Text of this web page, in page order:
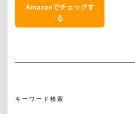
Amazonでチェックす
る
キーワード検索